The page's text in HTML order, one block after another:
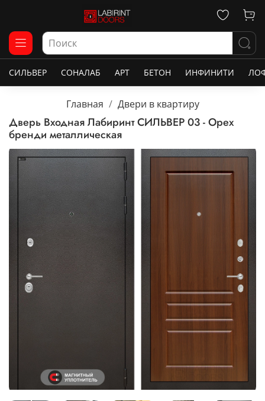
СИЛЬВЕР СОНАЛАБ АРТ БЕТОН ИНФИНИТИ
Главная Двери в квартиру
Дверь Входная Лабиринт СИЛЬВЕР 03 - Орех
бренди металлическая